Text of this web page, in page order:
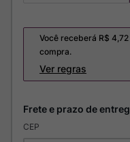
Você receberá R$ 4,72
compra.
Ver regras
CEP